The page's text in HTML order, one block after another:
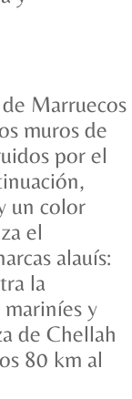
Marruecos
muros de
por el
un color
el
alauís:
la
y
de Chellah
80 km al